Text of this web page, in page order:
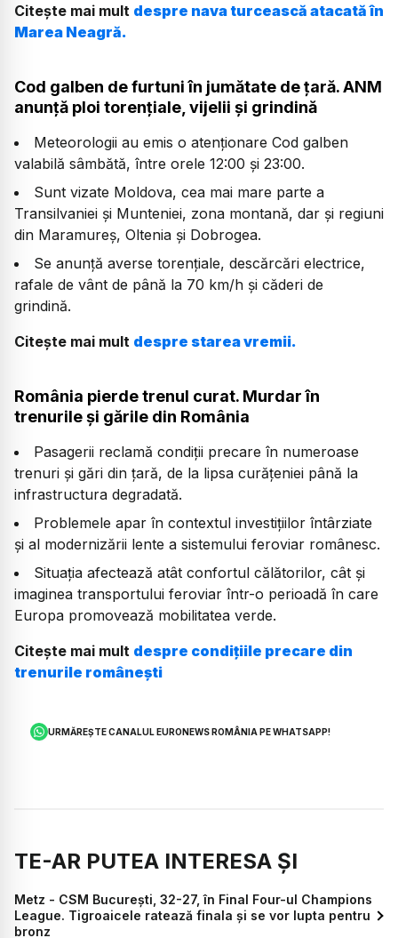
Citește mai mult despre nava turcească atacată în
Marea Neagră.
Cod galben de furtuni în jumătate de țară. ANM
anunță ploi torențiale, vijelii și grindină
Meteorologii au emis o atenționare Cod galben
valabilă sâmbătă, între orele 12:00 și 23:00.
Sunt vizate Moldova, cea mai mare parte a
Transilvaniei și Munteniei, zona montană, dar și regiuni
din Maramureș, Oltenia și Dobrogea.
Se anunță averse torențiale, descărcări electrice,
rafale de vânt de până la 70 km/h și căderi de
grindină.
Citește mai mult despre starea vremii.
România pierde trenul curat. Murdar în
trenurile și gările din România
Pasagerii reclamă condiții precare în numeroase
trenuri și gări din țară, de la lipsa curățeniei până la
infrastructura degradată.
Problemele apar în contextul investițiilor întârziate
și al modernizării lente a sistemului feroviar românesc.
Situația afectează atât confortul călătorilor, cât și
imaginea transportului feroviar într-o perioadă în care
Europa promovează mobilitatea verde.
Citește mai mult despre condițiile precare din
trenurile românești
URMĂREȘTE CANALUL EURONEWS ROMÂNIA PE WHATSAPP!
TE-AR PUTEA INTERESA ȘI
Metz - CSM București, 32-27, în Final Four-ul Champions
League. Tigroaicele ratează finala și se vor lupta pentru
bronz